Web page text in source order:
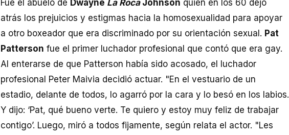
Fue el abuelo de Dwayne La RocaJohnson quien en los 60 dejó
atrás los prejuicios y estigmas hacia la homosexualidad para apoyar
a otro boxeador que era discriminado por su orientación sexual. Pat
Patterson fue el primer luchador profesional que contó que era gay.
Al enterarse de que Patterson había sido acosado, el luchador
profesional Peter Maivia decidió actuar. "En el vestuario de un
estadio, delante de todos, lo agarró por la cara y lo besó en los labios.
Y dijo: ‘Pat, qué bueno verte. Te quiero y estoy muy feliz de trabajar
contigo’. Luego, miró a todos fijamente, según relata el actor. "Les